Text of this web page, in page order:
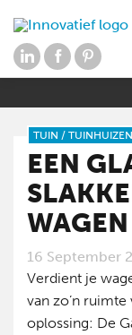
TUIN / TUINHUIZEN
EEN
WAGEN
16 September
Verdient je
van zo’n
oplossing: De